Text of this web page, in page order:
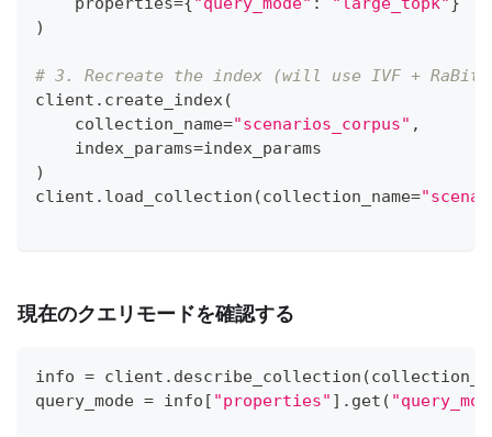
)
# 3. Recreate the index (will use IVF +
client . create_index(
    collection_name
="scenarios_corpus" ,
    index_params
=index_params
)
client . load_collection (collection_name=
現在のクエリモードを確認する
info = client . describe_collection (
query_mode = info [ "properties" ] . get (